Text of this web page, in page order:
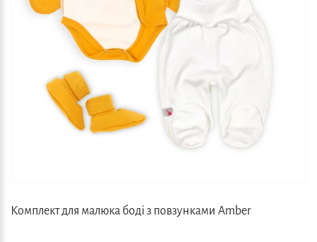
Комплект для малюка боді з повзунками Amber